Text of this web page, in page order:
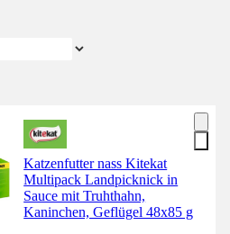
Katzenfutter nass Kitekat
Multipack Landpicknick in
Sauce mit Truhthahn,
Kaninchen, Geflügel 48x85 g